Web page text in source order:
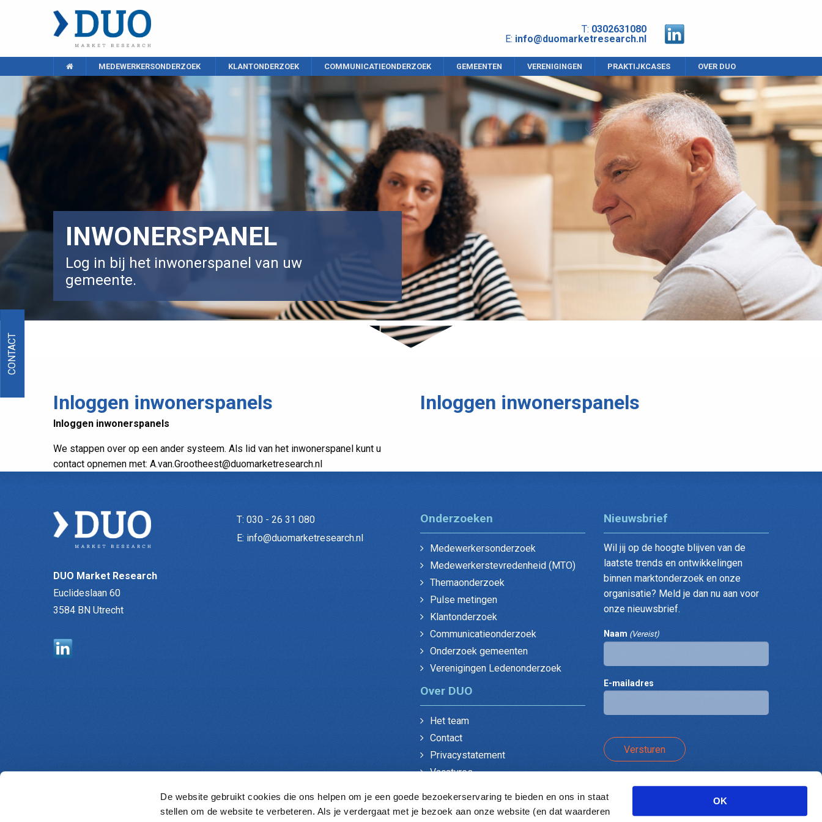
De website gebruikt cookies die ons helpen om je een goede bezoekerservaring te bieden en ons in staat
stellen om de website te verbeteren. Als je verdergaat met je bezoek aan onze website (en dat waarderen
OK
T: 0302631080
E: info@duomarketresearch.nl
MEDEWERKERSONDERZOEK KLANTONDERZOEK COMMUNICATIEONDERZOEK GEMEENTEN VERENIGINGEN PRAKTIJKCASES OVER DUO
CONTACT
INWONERSPANEL
Log in bij het inwonerspanel van uw
gemeente.
Inloggen inwonerspanels
Inloggen inwonerspanels
We stappen over op een ander systeem. Als lid van het inwonerspanel kunt u
contact opnemen met: A.van.Grootheest@duomarketresearch.nl
Inloggen inwonerspanels
DUO Market Research
Euclideslaan 60
3584 BN Utrecht
T: 030 - 26 31 080
E: info@duomarketresearch.nl
Onderzoeken
Medewerkersonderzoek
Medewerkerstevredenheid (MTO)
Themaonderzoek
Pulse metingen
Klantonderzoek
Communicatieonderzoek
Onderzoek gemeenten
Verenigingen Ledenonderzoek
Over DUO
Het team
Contact
Privacystatement
Vacatures
Nieuwsbrief
Wil jij op de hoogte blijven van de
laatste trends en ontwikkelingen
binnen marktonderzoek en onze
organisatie? Meld je dan nu aan voor
onze nieuwsbrief.
Naam (Vereist)
E-mailadres